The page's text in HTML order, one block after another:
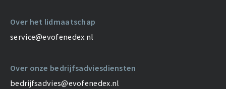
Over het lidmaatschap
service@evofenedex.nl
Over onze bedrijfsadviesdiensten
bedrijfsadvies@evofenedex.nl